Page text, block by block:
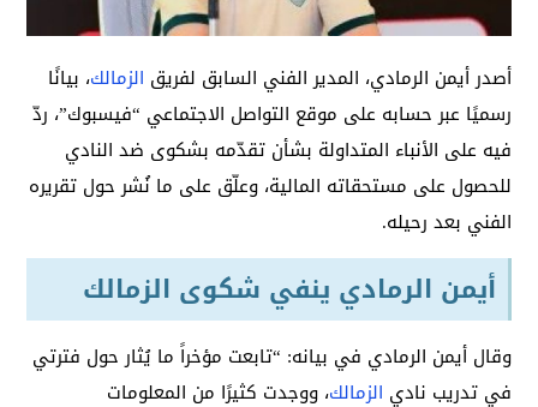
أصدر أيمن الرمادي، المدير الفني السابق لفريق الزمالك، بيانًا
رسميًا عبر حسابه على موقع التواصل الاجتماعي “فيسبوك”، ردّ
فيه على الأنباء المتداولة بشأن تقدّمه بشكوى ضد النادي
للحصول على مستحقاته المالية، وعلّق على ما نُشر حول تقريره
الفني بعد رحيله.
أيمن الرمادي ينفي شكوى الزمالك
وقال أيمن الرمادي في بيانه: “تابعت مؤخراً ما يُثار حول فترتي
في تدريب نادي الزمالك، ووجدت كثيرًا من المعلومات